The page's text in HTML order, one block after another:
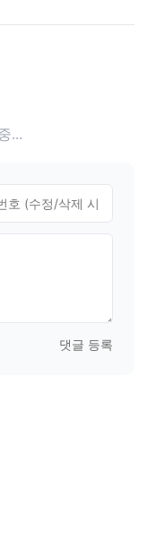
...
댓글 등록